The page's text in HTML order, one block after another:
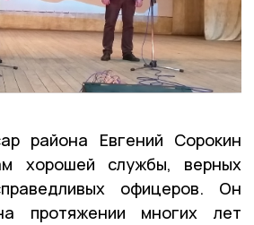
района Евгений Сорокин
хорошей службы, верных
офицеров. Он
протяжении многих лет